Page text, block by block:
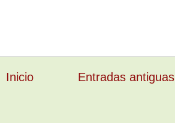
Entradas antiguas
Inicio